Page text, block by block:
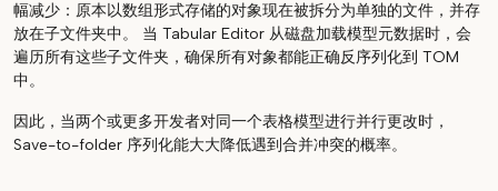
幅减少：原本以数组形式存储的对象现在被拆分为单独的文件，并存
放在子文件夹中。 当 Tabular Editor 从磁盘加载模型元数据时，会
遍历所有这些子文件夹，确保所有对象都能正确反序列化到 TOM
中。
因此，当两个或更多开发者对同一个表格模型进行并行更改时，
Save-to-folder 序列化能大大降低遇到合并冲突的概率。